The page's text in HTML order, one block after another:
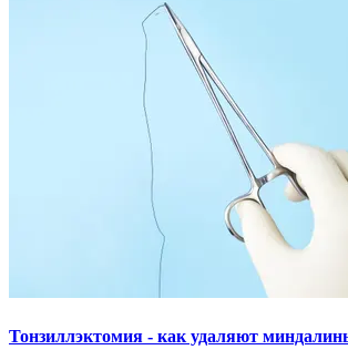
Тонзиллэктомия - как удаляют